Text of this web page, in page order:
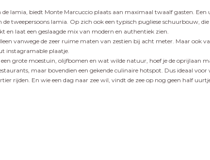
lamia, biedt Monte Marcuccio plaats aan maximaal twaalf gasten.
tweepersoons lamia. Op zich ook een typisch pugliese schuurbouw,
en laat een geslaagde mix van modern en authentiek zien.
vanwege de zeer ruime maten van zestien bij acht meter. Maar ook
instagramable plaatje.
grote moestuin, olijfbomen en wat wilde natuur, hoef je de oprijlaan
maar bovendien een gekende culinaire hotspot. Dus ideaal
rijden. En wie een dag naar zee wil, vindt de zee op nog geen half